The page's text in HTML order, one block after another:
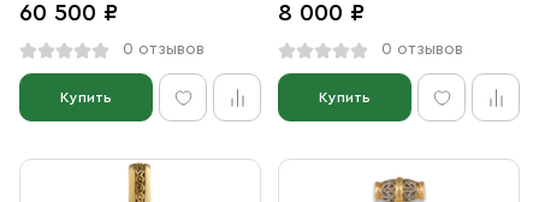
60 500 ₽
0 отзывов
Купить
8 000 ₽
0 отзывов
Купить